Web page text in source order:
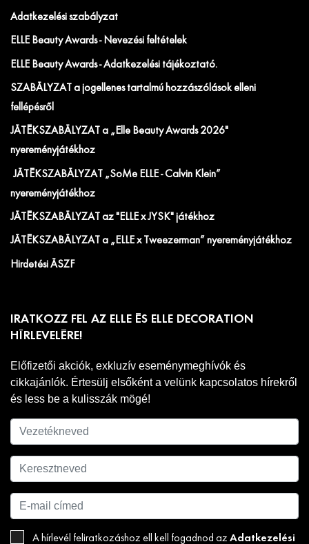
Adatkezelési szabályzat
ELLE Beauty Awards - Nevezési feltételek
ELLE Beauty Awards - Adatkezelési tájékoztató.
SZABÁLYZAT a jogellenes tartalmú hozzászólások elleni
fellépésről
JÁTÉKSZABÁLYZAT a „Elle Beauty Awards 2026"
nyereményjátékhoz
JÁTÉKSZABÁLYZAT „SoMe ELLE - Calvin Klein”
nyereményjátékhoz
JÁTÉKSZABÁLYZAT az "ELLE x JYSK" játékhoz
JÁTÉKSZABÁLYZAT a „ELLE x Tweezerman” nyereményjátékhoz
Hirdetési ÁSZF
IRATKOZZ FEL AZ ELLE ÉS ELLE DECORATION
HÍRLEVELÉRE!
Előfizetői akciók, exkluzív eseménymeghívók és
cikkajánlók. Értesülj elsőként a velünk kapcsolatos hírekről
és less be a kulisszák mögé!
A hírlevél feliratkozáshoz ell kell fogadnod az Adatkezelési